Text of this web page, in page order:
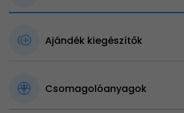
Ajándék kiegészítők
Csomagolóanyagok